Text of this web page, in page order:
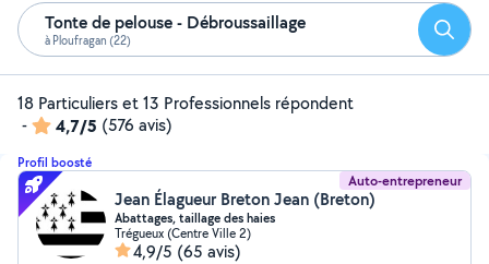
Tonte de pelouse - Débroussaillage
à Ploufragan (22)
18 Particuliers et 13 Professionnels répondent
-
4,7/5 (576 avis)
Profil boosté
Auto-entrepreneur
Jean Élagueur Breton Jean (Breton)
Abattages, taillage des haies
Trégueux (Centre Ville 2)
4,9/5 (65 avis)